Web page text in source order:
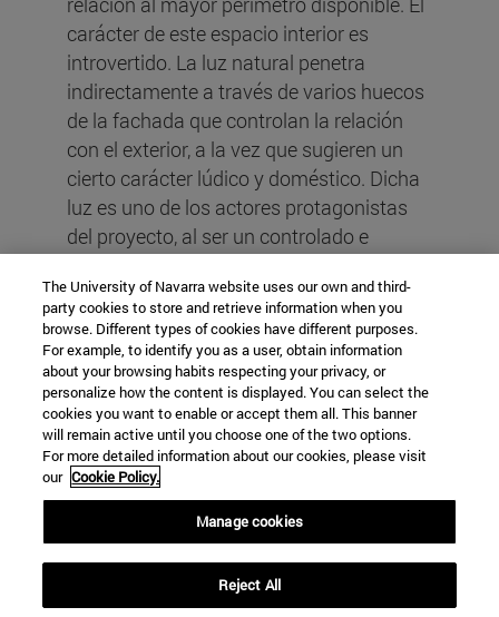
carácter de este espacio interior es
introvertido. La luz natural penetra
indirectamente a través de varios huecos
de la fachada que controlan la relación
con el exterior, a la vez que sugieren un
cierto carácter lúdico y doméstico. Dicha
luz es uno de los actores protagonistas
del proyecto, al ser un controlado e
espacio. Los planos interiores
horizontales son de hormigón visto y los
verticales alternan entre superficies
blancas que reflejan la luz, generando
múltiples rebotes así como
transparencias. La construcción se
distingue por la monomaterialidad, su
robustez y cierto carácter objetual que la
The University of Navarra website uses our own and third-
party cookies to store and retrieve information when you
browse. Different types of cookies have different purposes.
For example, to identify you as a user, obtain information
about your browsing habits respecting your privacy, or
personalize how the content is displayed. You can select the
cookies you want to enable or accept them all. This banner
will remain active until you choose one of the two options.
For more detailed information about our cookies, please visit
our Cookie Policy.
Manage cookies
Reject All